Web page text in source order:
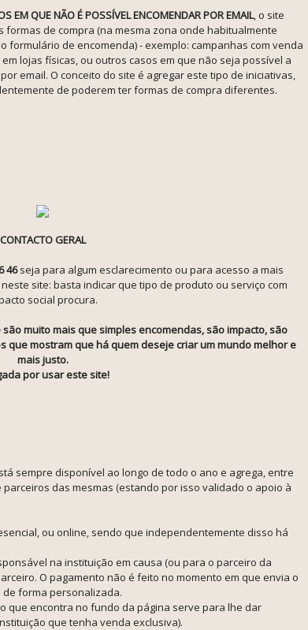
EM QUE NÃO É POSSÍVEL ENCOMENDAR POR EMAIL, o site
formas de compra (na mesma zona onde habitualmente
formulário de encomenda) - exemplo: campanhas com venda
lojas físicas, ou outros casos em que não seja possível a
email. O conceito do site é agregar este tipo de iniciativas,
de poderem ter formas de compra diferentes.
CONTACTO GERAL
46seja para algum esclarecimento ou para acesso a mais
site: basta indicar que tipo de produto ou serviço com
social procura.
muito mais que simples encomendas, são impacto, são
mostram que há quem deseje criar um mundo melhor e
mais justo.
por usar este site!
sempre disponível ao longo de todo o ano e agrega, entre
das mesmas (estando por isso validado o apoio à
ou online, sendo que independentemente disso há
na instituição em causa (ou para o parceiro da
O pagamento não é feito no momento em que envia o
forma personalizada.
que encontra no fundo da página serve para lhe dar
que tenha venda exclusiva).